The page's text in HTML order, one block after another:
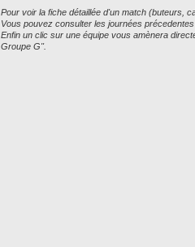
Pour voir la fiche détaillée d'un match (buteurs,
Vous pouvez consulter les journées
Enfin un clic sur une équipe vous amènera
Groupe G".